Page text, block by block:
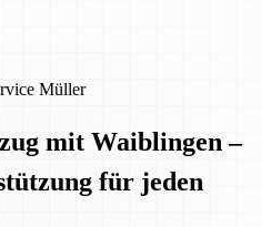
Müller
mit Waiblingen –
für jeden